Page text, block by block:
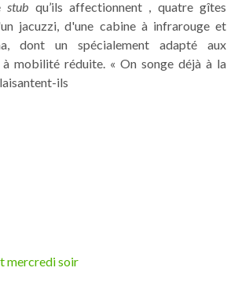
stub qu’ils affectionnent , quatre gîtes
jacuzzi, d'une cabine à infrarouge et
dont un spécialement adapté aux
à mobilité réduite. « On songe déjà à la
ils
mercredi soir